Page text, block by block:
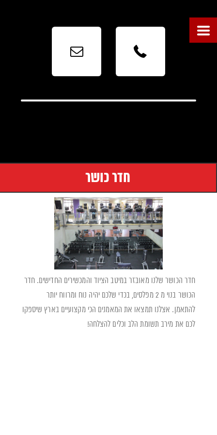



חדר כושר
חדר הכושר שלנו מאובזר במיטב הציוד והמכשירים החדישים. חדר
הכושר בנוי מ 2 מפלסים, בכדי שלכם יהיה נוח ומרווח יותר
להתאמן. אצלנו תמצאו את המאמנים הכי מקצועיים בארץ שיספקו
לכם את מירב תשומת הלב וכלים להצלחה!